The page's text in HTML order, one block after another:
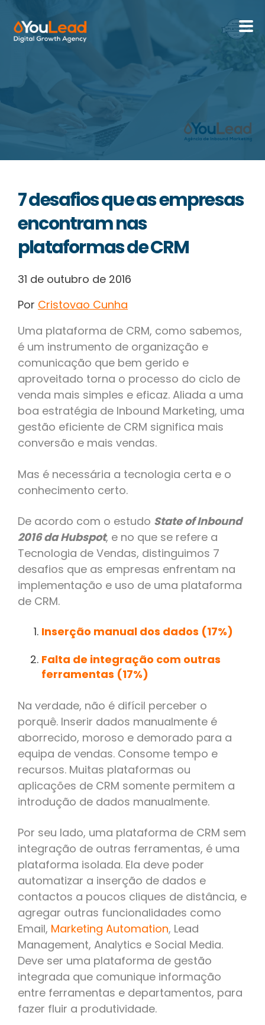
Sobre Nós
Contactos
7 desafios que as empresas
encontram nas
plataformas de CRM
31 de outubro de 2016
Por Cristovao Cunha
Uma plataforma de CRM, como sabemos,
é um instrumento de organização e
comunicação que bem gerido e
aproveitado torna o processo do ciclo de
venda mais simples e eficaz. Aliada a uma
boa estratégia de Inbound Marketing, uma
gestão eficiente de CRM significa mais
conversão e mais vendas.
Mas é necessária a tecnologia certa e o
conhecimento certo.
De acordo com o estudo State of Inbound
2016 da Hubspot, e no que se refere a
Tecnologia de Vendas, distinguimos 7
desafios que as empresas enfrentam na
implementação e uso de uma plataforma
de CRM.
Inserção manual dos dados (17%)
Falta de integração com outras
ferramentas (17%)
Na verdade, não é difícil perceber o
porquê. Inserir dados manualmente é
aborrecido, moroso e demorado para a
equipa de vendas. Consome tempo e
recursos. Muitas plataformas ou
aplicações de CRM somente permitem a
introdução de dados manualmente.
Por seu lado, uma plataforma de CRM sem
integração de outras ferramentas, é uma
plataforma isolada. Ela deve poder
automatizar a inserção de dados e
contactos a poucos cliques de distância, e
agregar outras funcionalidades como
Email, Marketing Automation, Lead
Management, Analytics e Social Media.
Deve ser uma plataforma de gestão
integrada que comunique informação
entre ferramentas e departamentos, para
fazer fluir a produtividade.